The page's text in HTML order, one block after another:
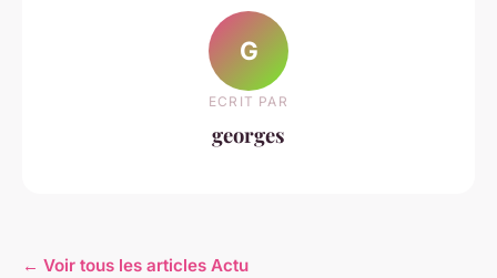
G
ECRIT PAR
georges
← Voir tous les articles Actu